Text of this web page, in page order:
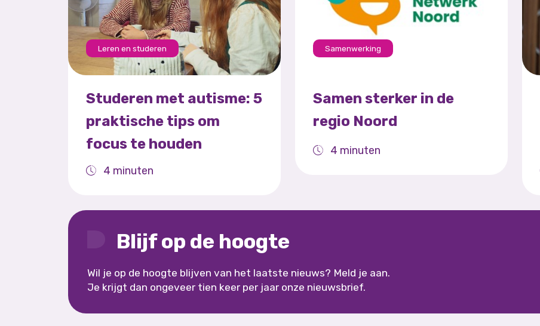
Leren en studeren
Studeren met autisme: 5
praktische tips om
focus te houden
4 minuten
Samenwerking
Samen sterker in de
regio Noord
4 minuten
Blijf op de hoogte
Wil je op de hoogte blijven van het laatste nieuws? Meld je aan.
Je krijgt dan ongeveer tien keer per jaar onze nieuwsbrief.